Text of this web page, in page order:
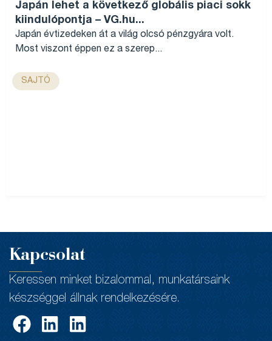
Japán lehet a következő globális piaci sokk
kiindulópontja – VG.hu...
Japán évtizedeken át a világ olcsó pénzgyára volt.
Most viszont éppen ez a szerep...
SAJTÓ
Kapcsolat
Keressen minket bizalommal, munkatársaink
készséggel állnak rendelkezésére.